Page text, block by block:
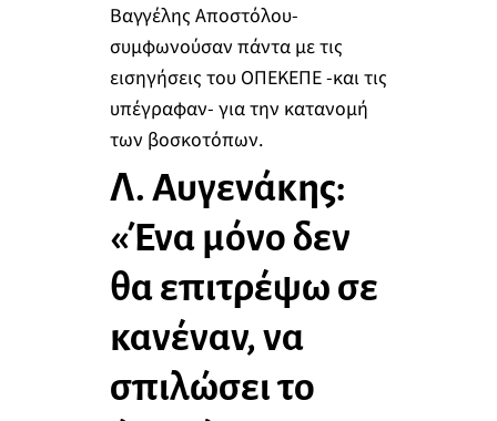
Βαγγέλης Αποστόλου-
συμφωνούσαν πάντα με τις
εισηγήσεις του ΟΠΕΚΕΠΕ -και τις
υπέγραφαν- για την κατανομή
των βοσκοτόπων.
Λ. Αυγενάκης:
«Ένα μόνο δεν
θα επιτρέψω σε
κανέναν, να
σπιλώσει το